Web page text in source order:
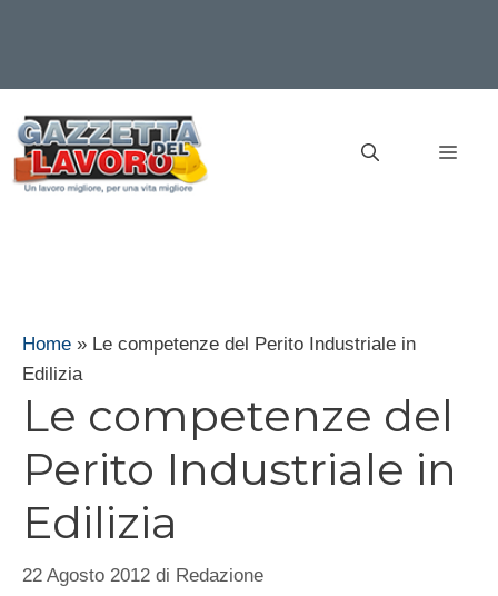
contenuto
Home » Le competenze del Perito Industriale in
Edilizia
Le competenze del
Perito Industriale in
Edilizia
22 Agosto 2012 di Redazione